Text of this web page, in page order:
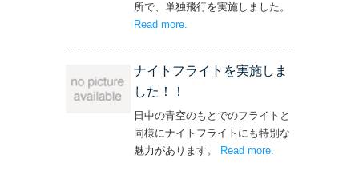
所で、単独飛行を実施しました。
Read more– ‘単独飛行を実施しました！’
.
ナイトフライトを実施しま
した！！
日中の青空のもとでのフライトと
同様にナイトフライトにも特別な
魅力があります。
Read more